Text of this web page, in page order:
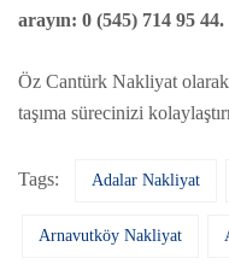
arayın: 0 (545) 714 95 44.
Öz Cantürk Nakliyat
taşıma sürecinizi
Tags: Adalar Nakliyat
Arnavutköy Nakliyat